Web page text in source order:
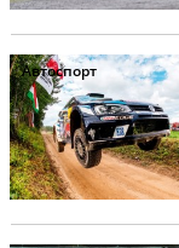
Автоспорт